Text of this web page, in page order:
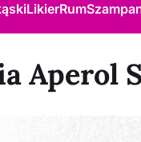
LikierRum
Aperol